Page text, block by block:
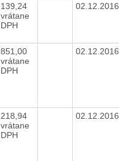
139,24
vrátane
DPH
02.12.2016
851,00
vrátane
DPH
02.12.2016
218,94
vrátane
DPH
02.12.2016